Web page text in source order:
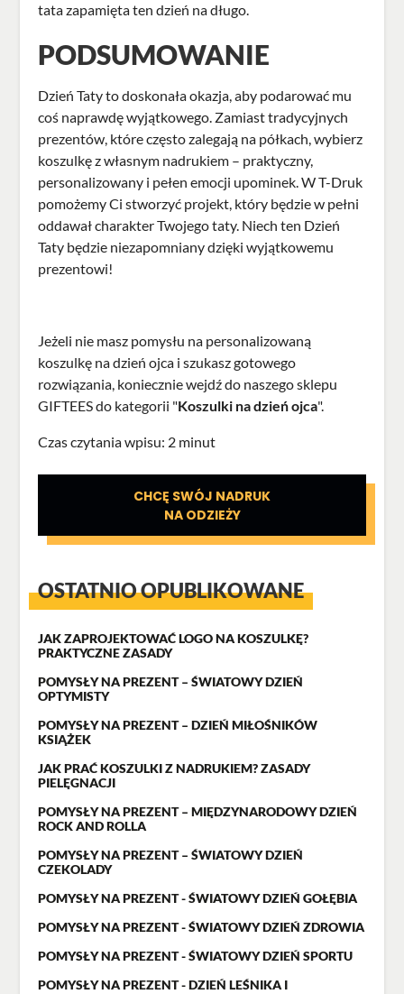
tata zapamięta ten dzień na długo.
PODSUMOWANIE
Dzień Tatyto doskonała okazja, aby podarować mu
coś naprawdę wyjątkowego. Zamiast tradycyjnych
prezentów, które często zalegają na półkach, wybierz
koszulkę z własnym nadrukiem – praktyczny,
personalizowany i pełen emocji upominek. W T-Druk
pomożemy Ci stworzyć projekt, który będzie w pełni
oddawał charakter Twojego taty. Niech ten Dzień
Taty będzie niezapomniany dzięki wyjątkowemu
prezentowi!
Jeżeli nie masz pomysłu na personalizowaną
koszulkę na dzień ojca i szukasz gotowego
rozwiązania, koniecznie wejdź do naszego sklepu
GIFTEES do kategorii "Koszulki na dzień ojca".
Czas czytania wpisu: 2 minut
CHCĘ SWÓJ NADRUK
NA ODZIEŻY
OSTATNIO OPUBLIKOWANE
JAK ZAPROJEKTOWAĆ LOGO NA KOSZULKĘ?
PRAKTYCZNE ZASADY
POMYSŁY NA PREZENT – ŚWIATOWY DZIEŃ
OPTYMISTY
POMYSŁY NA PREZENT – DZIEŃ MIŁOŚNIKÓW
KSIĄŻEK
JAK PRAĆ KOSZULKI Z NADRUKIEM? ZASADY
PIELĘGNACJI
POMYSŁY NA PREZENT – MIĘDZYNARODOWY DZIEŃ
ROCK AND ROLLA
POMYSŁY NA PREZENT – ŚWIATOWY DZIEŃ
CZEKOLADY
POMYSŁY NA PREZENT - ŚWIATOWY DZIEŃ GOŁĘBIA
POMYSŁY NA PREZENT - ŚWIATOWY DZIEŃ ZDROWIA
POMYSŁY NA PREZENT - ŚWIATOWY DZIEŃ SPORTU
POMYSŁY NA PREZENT - DZIEŃ LEŚNIKA I